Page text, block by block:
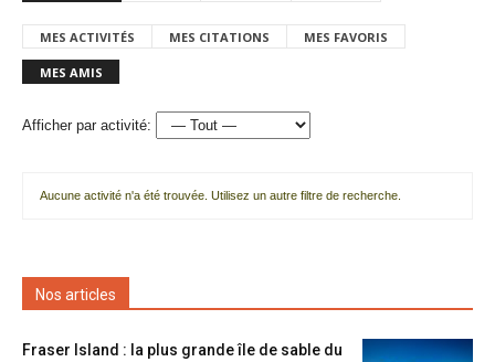
MES ACTIVITÉS MES CITATIONS MES FAVORIS
MES AMIS
Afficher par activité:
Aucune activité n'a été trouvée. Utilisez un autre filtre de recherche.
Nos articles
Fraser Island : la plus grande île de sable du